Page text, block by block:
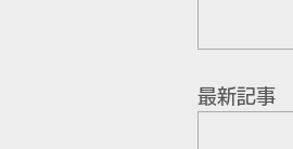
最新記事